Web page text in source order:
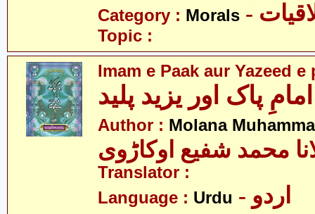
Category : Morals
Topic :
Imam e Paak aur Yazeed e
امامِ پاک اور یزید پلید
Author : Molana
محمد شفیع اوکاڑوی
Translator :
Language : Urdu - اردو